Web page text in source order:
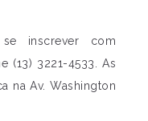
inscrever com
(13) 3221-4533. As
na Av. Washington